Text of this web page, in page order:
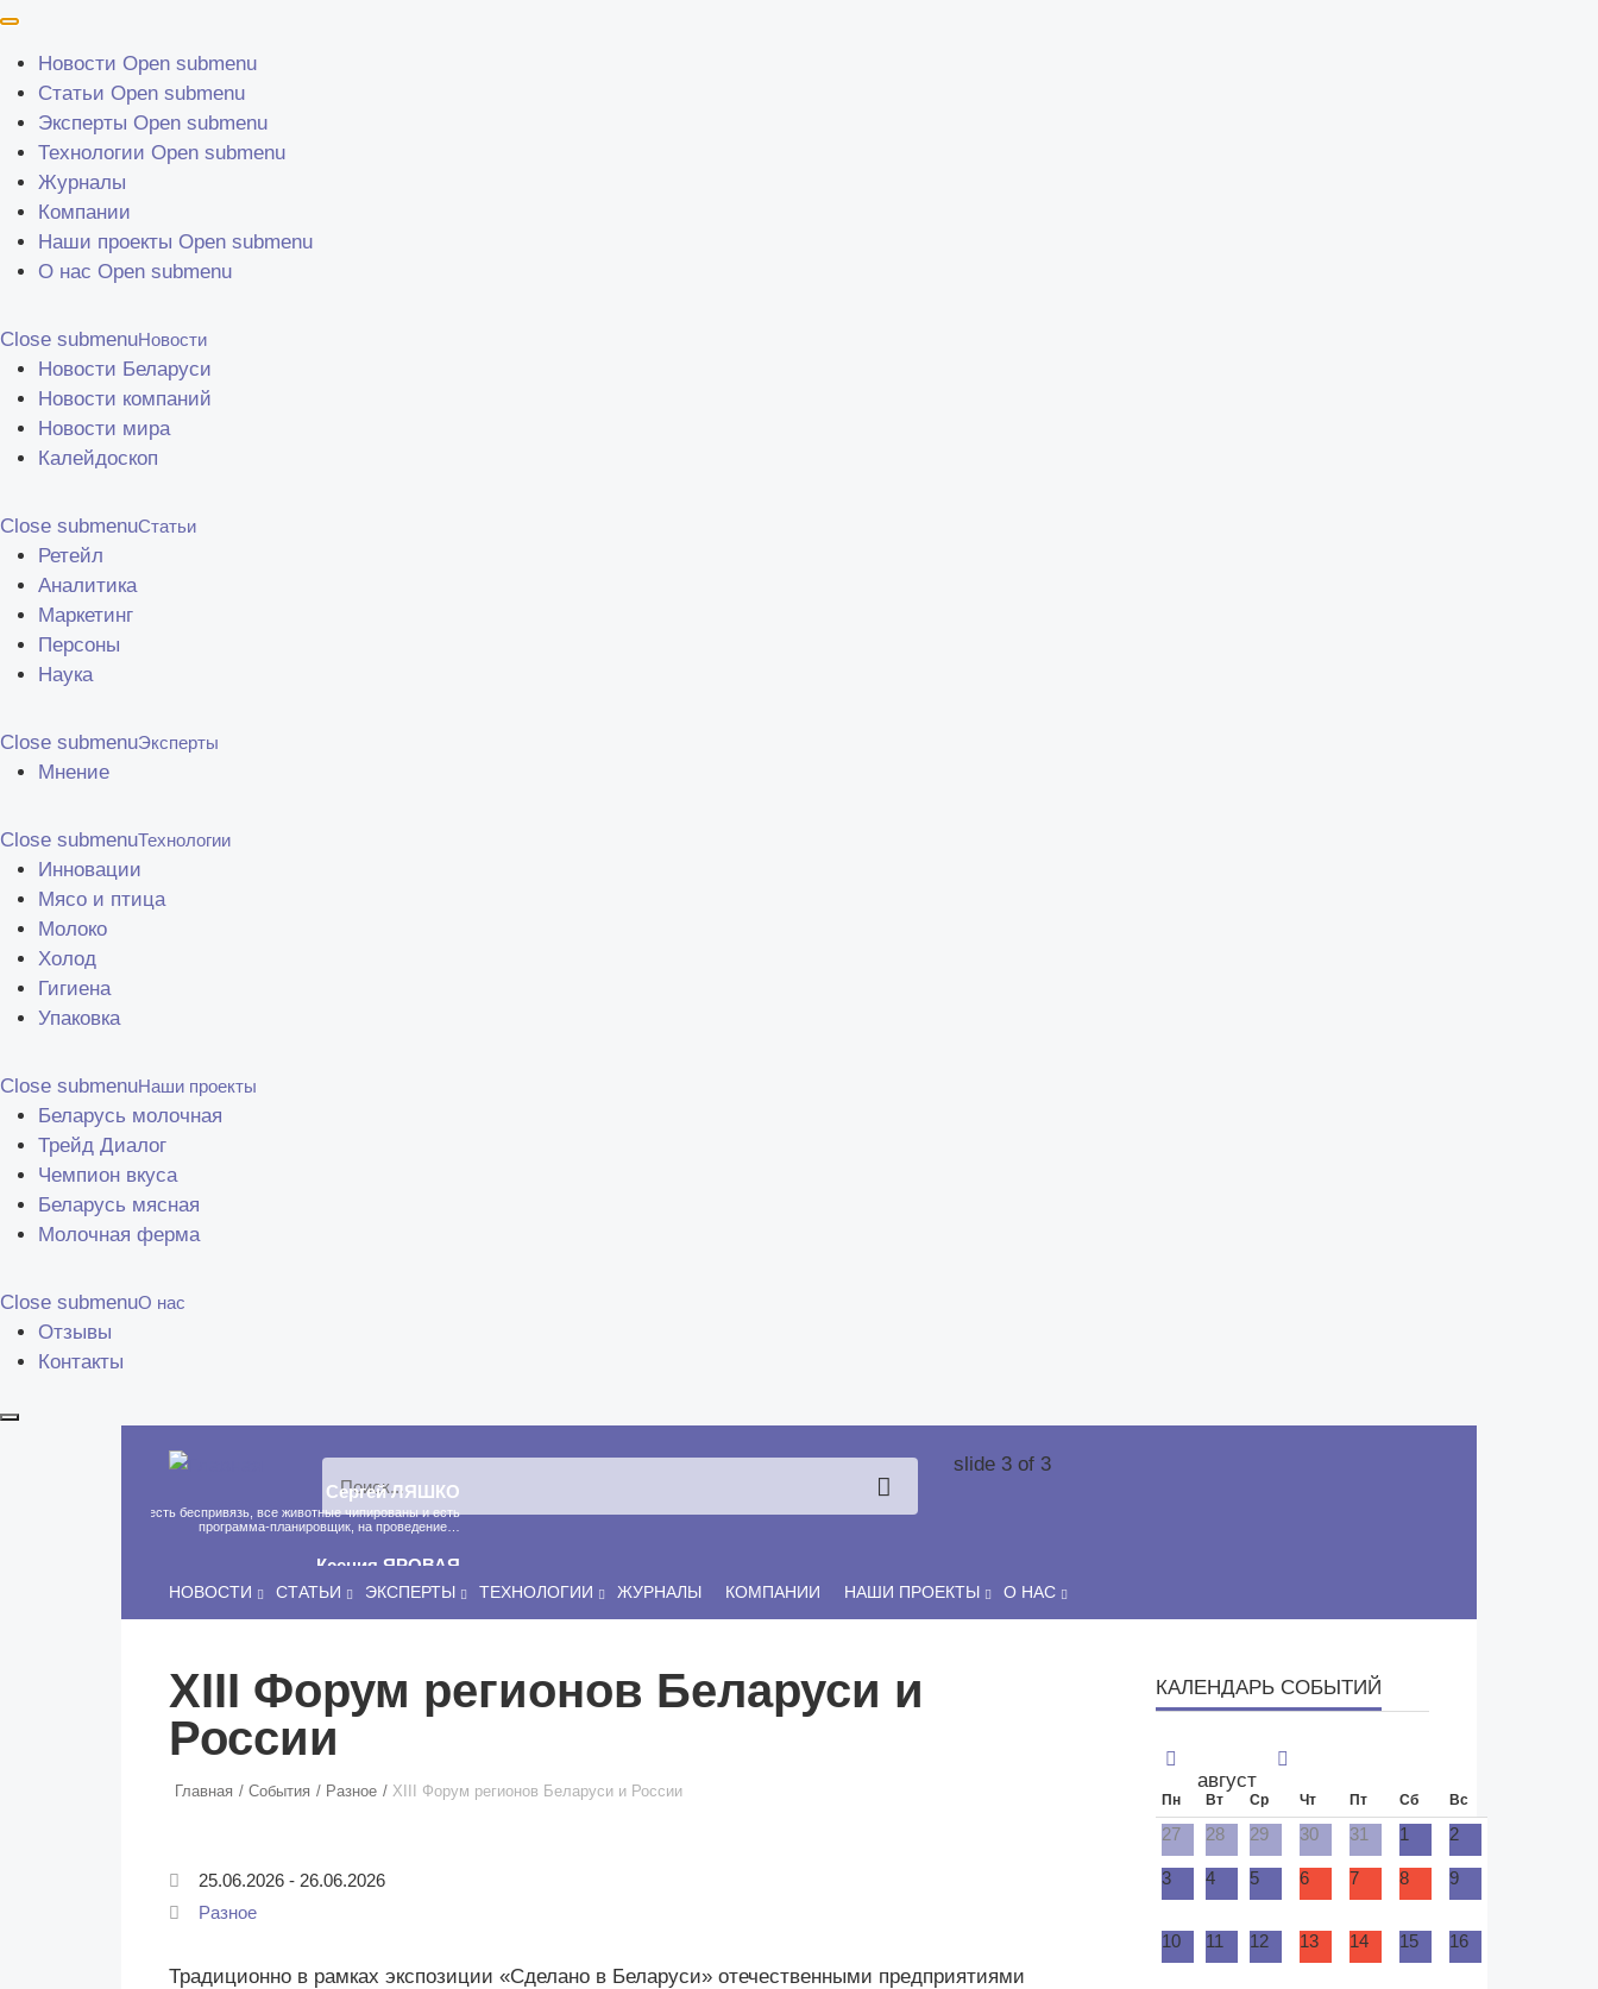
Новости Open submenu
Статьи Open submenu
Эксперты Open submenu
Технологии Open submenu
Журналы
Компании
Наши проекты Open submenu
О нас Open submenu
Close submenuНовости
Новости Беларуси
Новости компаний
Новости мира
Калейдоскоп
Close submenuСтатьи
Ретейл
Аналитика
Маркетинг
Персоны
Наука
Close submenuЭксперты
Мнение
Close submenuТехнологии
Инновации
Мясо и птица
Молоко
Холод
Гигиена
Упаковка
Close submenuНаши проекты
Беларусь молочная
Трейд Диалог
Чемпион вкуса
Беларусь мясная
Молочная ферма
Close submenuО нас
Отзывы
Контакты
Перейти к основному содержанию
slide 3 of 3
СергейЛЯШКО
Если у нас есть беспривязь, все животные чипированы и есть
программа-планировщик, на проведение…
Ксения ЯРОВАЯ
Принято считать, что еда — источник удовольствия, и маркетинг
десятилетиями строился именно вокруг…
произведём», не «какая себестоимость»,…
СергейЛЯШКО
Если у нас есть беспривязь, все животные чипированы и есть
программа-планировщик, на проведение…
Ксения ЯРОВАЯ
МНЕНИЕ
НОВОСТИ СТАТЬИ ЭКСПЕРТЫ ТЕХНОЛОГИИ ЖУРНАЛЫ КОМПАНИИ НАШИ ПРОЕКТЫ О НАС
XIII Форум регионов Беларуси и
России
Главная События Разное XIII Форум регионов Беларуси и России
25.06.2026 - 26.06.2026
Разное
Традиционно в рамках экспозиции «Сделано в Беларуси» отечественными предприятиями
КАЛЕНДАРЬ СОБЫТИЙ
август
Пн Вт Ср Чт Пт Сб Вс
27 28 29 30 31 1 2
3 4 5 6 7 8 9
10 11 12 13 14 15 16